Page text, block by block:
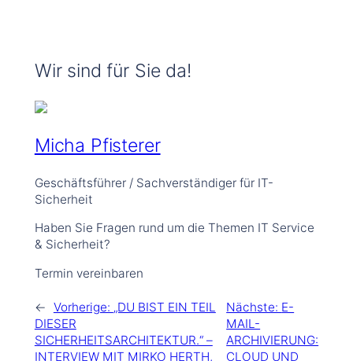
k
a
m
n
Wir sind für Sie da!
Micha Pfisterer
Geschäftsführer / Sachverständiger für IT-
Sicherheit
Haben Sie Fragen rund um die Themen IT Service
& Sicherheit?
Termin vereinbaren
← Vorherige: „DU BIST EIN TEIL
DIESER
SICHERHEITSARCHITEKTUR.“ –
INTERVIEW MIT MIRKO HERTH,
Nächste: E-
MAIL-
ARCHIVIERUNG:
CLOUD UND